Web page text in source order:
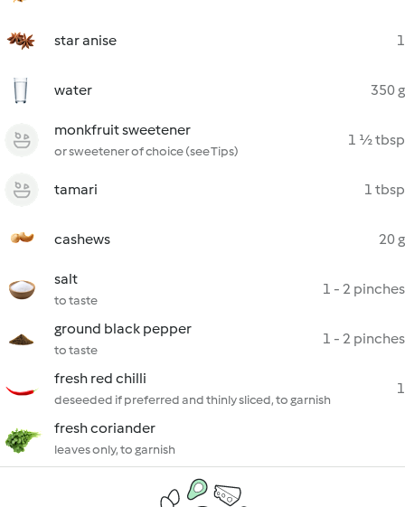
star anise 1
water 350 g
monkfruit sweetener
or sweetener of choice (see Tips)
1 ½ tbsp
tamari 1 tbsp
cashews 20 g
salt
to taste
1 - 2 pinches
ground black pepper
to taste
1 - 2 pinches
fresh red chilli
deseeded if preferred and thinly sliced, to garnish
1
fresh coriander
leaves only, to garnish